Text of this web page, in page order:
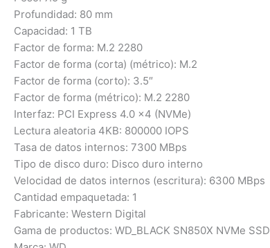
Profundidad: 80 mm
Capacidad: 1 TB
Factor de forma: M.2 2280
Factor de forma (corta) (métrico): M.2
Factor de forma (corto): 3.5″
Factor de forma (métrico): M.2 2280
Interfaz: PCI Express 4.0 x4 (NVMe)
Lectura aleatoria 4KB: 800000 IOPS
Tasa de datos internos: 7300 MBps
Tipo de disco duro: Disco duro interno
Velocidad de datos internos (escritura): 6300 MBps
Cantidad empaquetada: 1
Fabricante: Western Digital
Gama de productos: WD_BLACK SN850X NVMe SSD